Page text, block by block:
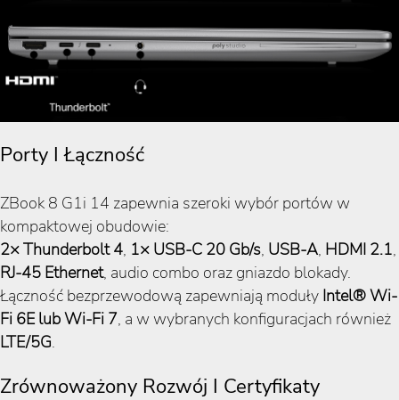
Porty I Łączność
ZBook 8 G1i 14 zapewnia szeroki wybór portów w
kompaktowej obudowie:
2× Thunderbolt 4, 1× USB-C 20 Gb/s, USB-A, HDMI 2.1,
RJ-45 Ethernet, audio combo oraz gniazdo blokady.
Łączność bezprzewodową zapewniają moduły Intel® Wi-
Fi 6E lub Wi-Fi 7, a w wybranych konfiguracjach również
LTE/5G.
Zrównoważony Rozwój I Certyfikaty